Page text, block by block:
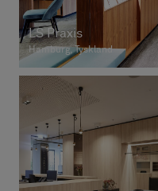
LS Praxis
Hamburg, Tyskland